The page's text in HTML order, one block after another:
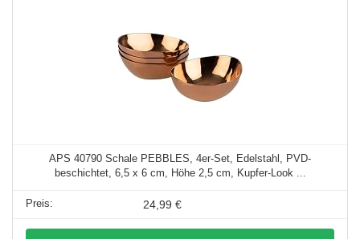
APS 40790 Schale PEBBLES, 4er-Set, Edelstahl, PVD-
beschichtet, 6,5 x 6 cm, Höhe 2,5 cm, Kupfer-Look ...
24,99 €